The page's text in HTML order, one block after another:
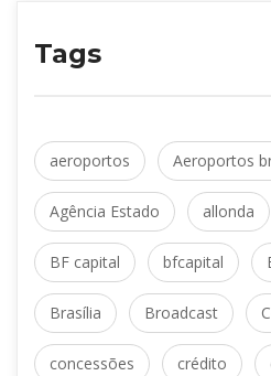
Tag
aeroporto Aeroportos
Agência Estado allonda
BF capital bfcapital
Brasília Broadcast
concessõe crédito